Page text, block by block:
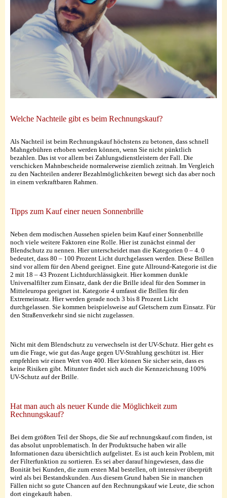
Welche Nachteile gibt es beim Rechnungskauf?
Als Nachteil ist beim Rechnungskauf höchstens zu betonen, dass schnell
Mahngebühren erhoben werden können, wenn Sie nicht pünktlich
bezahlen. Das ist vor allem bei Zahlungsdienstleistern der Fall. Die
verschicken Mahnbescheide normalerweise ziemlich zeitnah. Im Vergleich
zu den Nachteilen anderer Bezahlmöglichkeiten bewegt sich das aber noch
in einem verkraftbaren Rahmen.
Tipps zum Kauf einer neuen Sonnenbrille
Neben dem modischen Aussehen spielen beim Kauf einer Sonnenbrille
noch viele weitere Faktoren eine Rolle. Hier ist zunächst einmal der
Blendschutz zu nennen. Hier unterscheidet man die Kategorien 0 – 4. 0
bedeutet, dass 80 – 100 Prozent Licht durchgelassen werden. Diese Brillen
sind vor allem für den Abend geeignet. Eine gute Allround-Kategorie ist die
2 mit 18 – 43 Prozent Lichtdurchlässigkeit. Hier kommen dunkle
Universalfilter zum Einsatz, dank der die Brille ideal für den Sommer in
Mitteleuropa geeignet ist. Kategorie 4 umfasst die Brillen für den
Extremeinsatz. Hier werden gerade noch 3 bis 8 Prozent Licht
durchgelassen. Sie kommen beispielsweise auf Gletschern zum Einsatz. Für
den Straßenverkehr sind sie nicht zugelassen.
Nicht mit dem Blendschutz zu verwechseln ist der UV-Schutz. Hier geht es
um die Frage, wie gut das Auge gegen UV-Strahlung geschützt ist. Hier
empfehlen wir einen Wert von 400. Hier können Sie sicher sein, dass es
keine Risiken gibt. Mitunter findet sich auch die Kennzeichnung 100%
UV-Schutz auf der Brille.
Hat man auch als neuer Kunde die Möglichkeit zum
Rechnungskauf?
Bei dem größten Teil der Shops, die Sie auf rechnungskauf.com finden, ist
das absolut unproblematisch. In der Produktsuche haben wir alle
Informationen dazu übersichtlich aufgelistet. Es ist auch kein Problem, mit
der Filterfunktion zu sortieren. Es sei aber darauf hingewiesen, dass die
Bonität bei Kunden, die zum ersten Mal bestellen, oft intensiver überprüft
wird als bei Bestandskunden. Aus diesem Grund haben Sie in manchen
Fällen nicht so gute Chancen auf den Rechnungskauf wie Leute, die schon
dort eingekauft haben.